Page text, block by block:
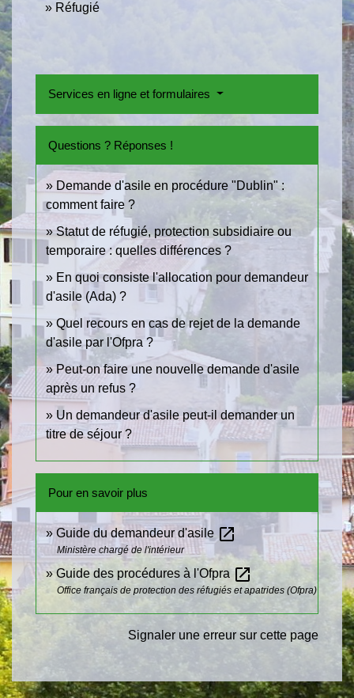
Réfugié
Services en ligne et formulaires
Questions ? Réponses !
Demande d'asile en procédure "Dublin" :
comment faire ?
Statut de réfugié, protection subsidiaire ou
temporaire : quelles différences ?
En quoi consiste l'allocation pour demandeur
d'asile (Ada) ?
Quel recours en cas de rejet de la demande
d'asile par l'Ofpra ?
Peut-on faire une nouvelle demande d'asile
après un refus ?
Un demandeur d'asile peut-il demander un
titre de séjour ?
Pour en savoir plus
Guide du demandeur d'asile open_in_new
Ministère chargé de l'intérieur
Guide des procédures à l'Ofpra open_in_new
Office français de protection des réfugiés et apatrides (Ofpra)
Signaler une erreur sur cette page